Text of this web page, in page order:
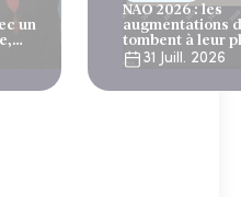
un
NAO 2026 : les
augmentations
tombent à leur
niveau depuis 4
31 Juill. 2026